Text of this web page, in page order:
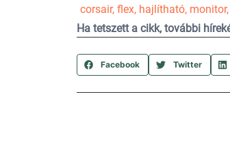
corsair, flex, hajlítható, monitor,
Ha tetszett a cikk, további
Facebook Twitter